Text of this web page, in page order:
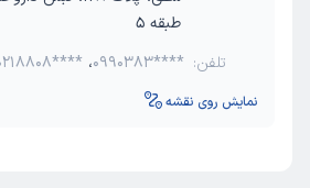
طبقه 5
تلفن:
،0990383****
نمایش روی نقشه